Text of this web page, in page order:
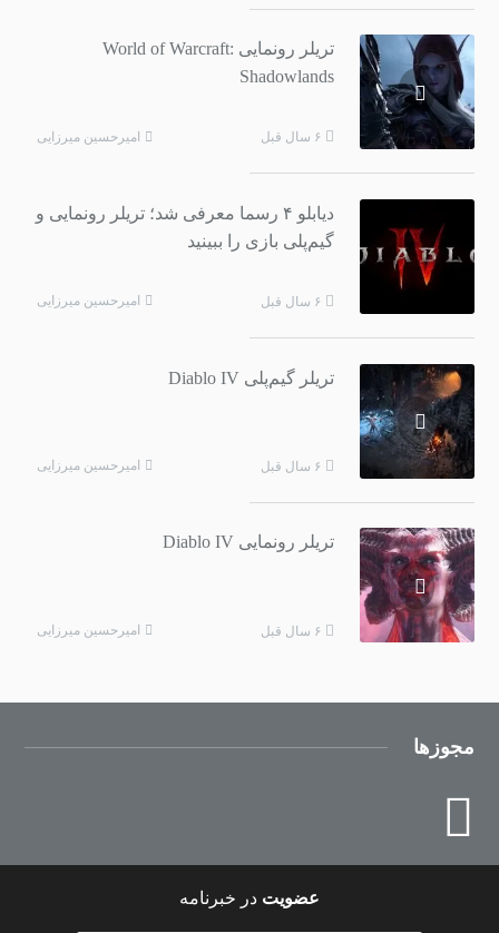
تریلر رونمایی World of Warcraft:
Shadowlands
۶ سال قبل امیرحسین میرزایی
دیابلو ۴ رسما معرفی شد؛ تریلر رونمایی و
گیم‌پلی بازی را ببینید
۶ سال قبل امیرحسین میرزایی
تریلر گیم‌پلی Diablo IV
۶ سال قبل امیرحسین میرزایی
تریلر رونمایی Diablo IV
۶ سال قبل امیرحسین میرزایی
مجوزها
عضویت در خبرنامه